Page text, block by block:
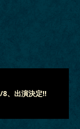
り里庄 26/8/8、出演決定‼